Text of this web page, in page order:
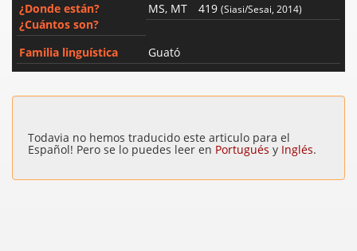
¿Donde están?
¿Cuántos son?
MS, MT 419(Siasi/Sesai, 2014)
Familia linguística Guató
Todavia no hemos traducido este articulo para el
Español! Pero se lo puedes leer en Portugués y Inglés.